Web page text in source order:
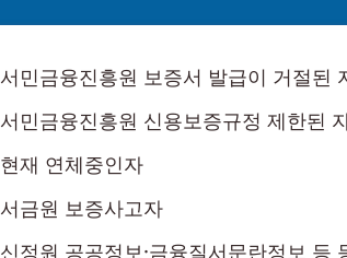
서민금융진흥원 보증서 발급이 거절된
서민금융진흥원 신용보증규정 제한된
현재 연체중인자
서금원 보증사고자
신정원 공공정보·금융질서문란정보 등